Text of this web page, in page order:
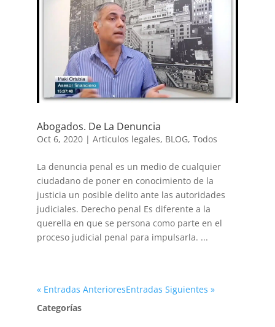
Abogados. De La Denuncia
Oct 6, 2020| Articulos legales, BLOG, Todos
La denuncia penal es un medio de cualquier
ciudadano de poner en conocimiento de la
justicia un posible delito ante las autoridades
judiciales. Derecho penal Es diferente a la
querella en que se persona como parte en el
proceso judicial penal para impulsarla. ...
« Entradas AnterioresEntradas Siguientes »
Categorías